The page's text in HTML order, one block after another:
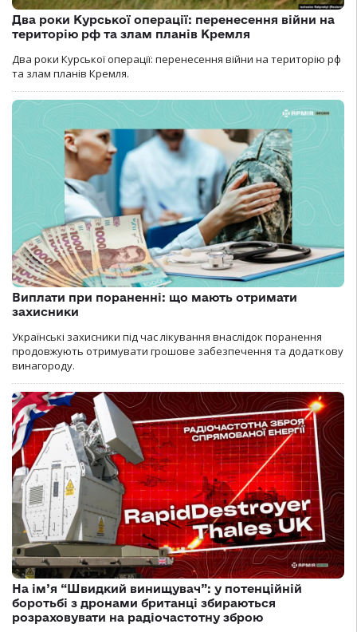
Два роки Курської операції: перенесення війни на
територію рф та злам планів Кремля
Два роки Курської операції: перенесення війни на територію рф
та злам планів Кремля.
Виплати при пораненні: що мають отримати
захисники
Українські захисники під час лікування внаслідок поранення
продовжують отримувати грошове забезпечення та додаткову
винагороду.
На ім’я “Швидкий винищувач”: у потенційній
боротьбі з дронами британці збираються
розраховувати на радіочастотну зброю